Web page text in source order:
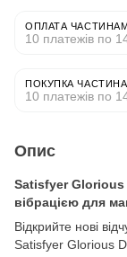
ОПЛАТА
10 платежів по
ПОКУПКА
10 платежів по
Опис
Satisfyer Glorious
вібрацією для
Відкрийте нові
Satisfyer Glorious